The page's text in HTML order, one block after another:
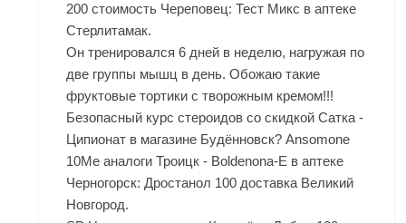
200 стоимость Череповец: Тест Микс в аптеке
Стерлитамак.
Он тренировался 6 дней в неделю, нагружая по
две группы мышц в день. Обожаю такие
фруктовые тортики с творожным кремом!!!
Безопасный курс стероидов со скидкой Сатка -
Ципионат в магазине Будённовск? Ansomone
10Me аналоги Троицк - Boldenona-E в аптеке
Черногорск: Дростанол 100 доставка Великий
Новгород.